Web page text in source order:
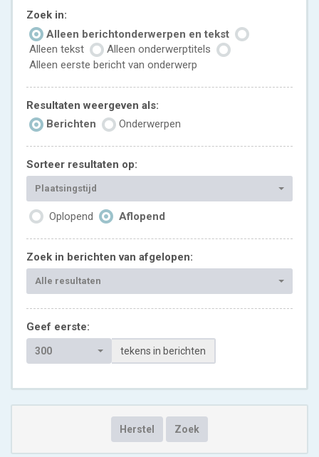
Zoek in:
Alleen berichtonderwerpen en tekst
Alleen tekst
Alleen onderwerptitels
Alleen eerste bericht van onderwerp
Resultaten weergeven als:
Berichten
Onderwerpen
Sorteer resultaten op:
Plaatsingstijd
Oplopend Aflopend
Zoek in berichten van afgelopen:
Alle resultaten
Geef eerste:
300 tekens in berichten
Herstel Zoek